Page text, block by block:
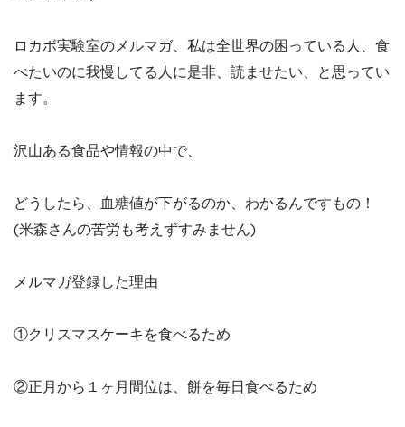
ロカボ実験室のメルマガ、私は全世界の困っている人、食
べたいのに我慢してる人に是非、読ませたい、と思ってい
ます。
沢山ある食品や情報の中で、
どうしたら、血糖値が下がるのか、わかるんですもの！
(米森さんの苦労も考えずすみません)
メルマガ登録した理由
①クリスマスケーキを食べるため
②正月から１ヶ月間位は、餅を毎日食べるため